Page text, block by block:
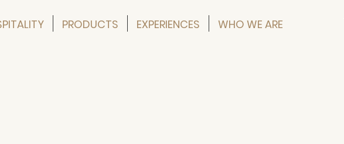
PRODUCTS EXPERIENCES WHO WE ARE